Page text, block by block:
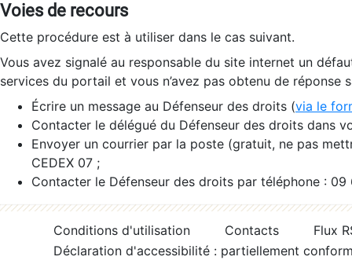
Voies de recours
Cette procédure est à utiliser dans le cas suivant.
Vous avez signalé au responsable du site internet un
services du portail et vous n’avez pas obtenu de réponse
Écrire un message au Défenseur des droits (via le
Contacter le délégué du Défenseur des droits dans
Envoyer un courrier par la poste (gratuit, ne pas
CEDEX 07 ;
Contacter le Défenseur des droits par téléphone :
Conditions d'utilisation Contacts
Flux
Déclaration d'accessibilité : partiellement